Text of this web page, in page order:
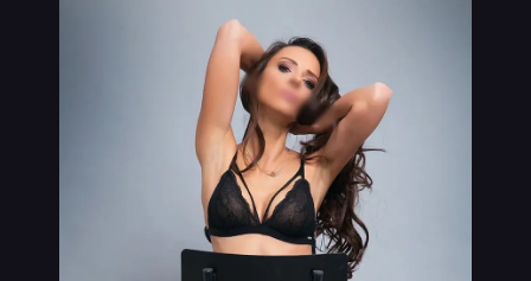
נערות ליווי בתמונות אמיתיות